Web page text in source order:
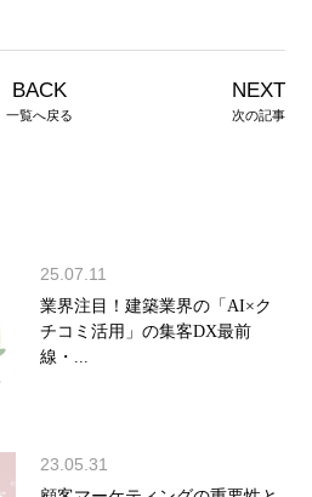
BACK
一覧へ戻る
NEXT
次の記事
25.07.11
業界注目！建築業界の「AI×ク
チコミ活用」の集客DX最前
線・...
23.05.31